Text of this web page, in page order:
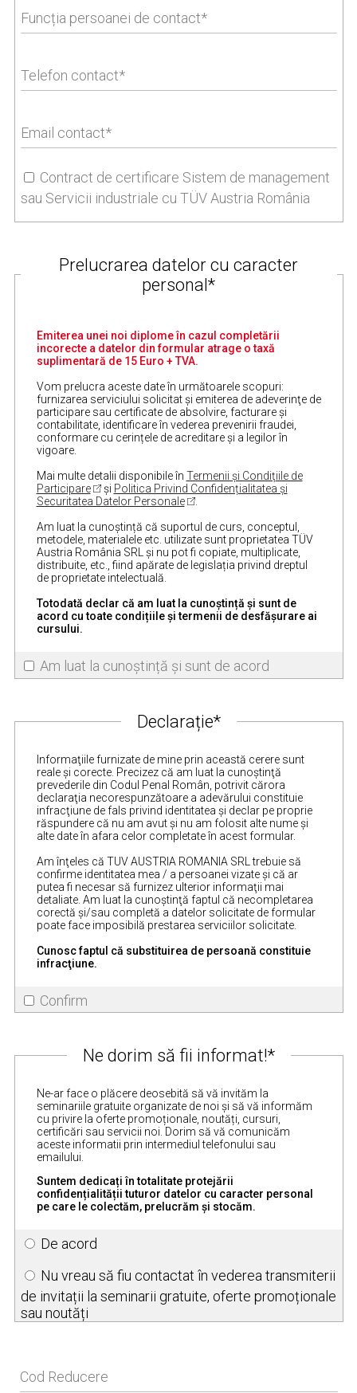
Funcția persoanei de contact
Telefon contact
Email contact
Contract de certificare Sistem de management
sau Servicii industriale cu TÜV Austria România
Prelucrarea datelor cu caracter
personal*
Emiterea unei noi diplome în cazul completării
incorecte a datelor din formular atrage o taxă
suplimentară de 15 Euro + TVA.
Vom prelucra aceste date în următoarele scopuri:
furnizarea serviciului solicitat și emiterea de adeverinţe de
participare sau certificate de absolvire, facturare și
contabilitate, identificare în vederea prevenirii fraudei,
conformare cu cerințele de acreditare și a legilor în
vigoare.
Mai multe detalii disponibile în Termenii și Condiţiile de
Participare
și Politica Privind Confidențialitatea și
Securitatea Datelor Personale
.
Am luat la cunoștință că suportul de curs, conceptul,
metodele, materialele etc. utilizate sunt proprietatea TÜV
Austria România SRL și nu pot fi copiate, multiplicate,
distribuite, etc., fiind apărate de legislația privind dreptul
de proprietate intelectuală.
Totodată declar că am luat la cunoștință și sunt de
acord cu toate condițiile și termenii de desfășurare ai
cursului.
Am luat la cunoștință și sunt de acord
Declarație*
Informaţiile furnizate de mine prin această cerere sunt
reale şi corecte. Precizez că am luat la cunoştinţă
prevederile din Codul Penal Român, potrivit cărora
declaraţia necorespunzătoare a adevărului constituie
infracţiune de fals privind identitatea şi declar pe proprie
răspundere că nu am avut şi nu am folosit alte nume şi
alte date în afara celor completate în acest formular.
Am înţeles că TUV AUSTRIA ROMANIA SRL trebuie să
confirme identitatea mea / a persoanei vizate şi că ar
putea fi necesar să furnizez ulterior informaţii mai
detaliate. Am luat la cunoştinţă faptul că necompletarea
corectă și/sau completă a datelor solicitate de formular
poate face imposibilă prestarea serviciilor solicitate.
Cunosc faptul că substituirea de persoană constituie
infracţiune.
Confirm
Ne dorim să fii informat!*
Ne-ar face o plăcere deosebită să vă invităm la
seminariile gratuite organizate de noi și să vă informăm
cu privire la oferte promoționale, noutăți, cursuri,
certificări sau servicii noi. Dorim să vă comunicăm
aceste informatii prin intermediul telefonului sau
emailului.
Suntem dedicați în totalitate protejării
confidențialității tuturor datelor cu caracter personal
pe care le colectăm, prelucrăm și stocăm.
De acord
de invitații la seminarii gratuite, oferte promoționale
sau noutăți
Cod Reducere